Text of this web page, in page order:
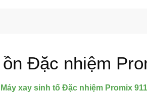
Đặc nhiệm
Máy xay sinh tố Đặc nhiệm Promix